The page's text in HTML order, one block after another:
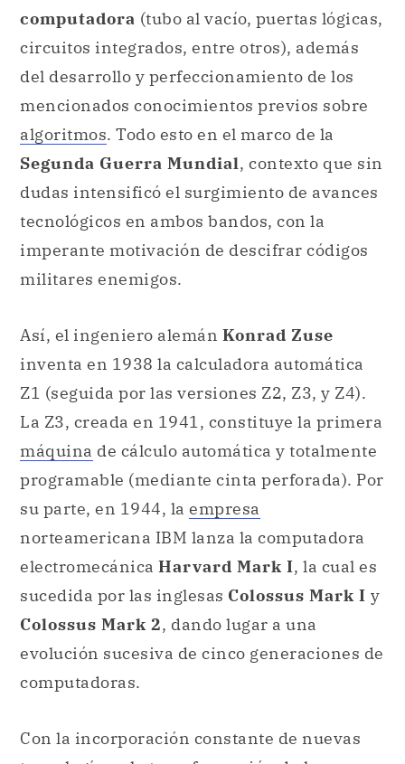
algoritmos. Todo esto en el marco de la
Segunda Guerra Mundial , contexto que sin
dudas intensificó el surgimiento de avances
tecnológicos en ambos bandos, con la
imperante motivación de descifrar códigos
militares enemigos.
Así, el ingeniero alemánKonrad Zuse
inventa en 1938 la calculadora automática
Z1 (seguida por las versiones Z2, Z3, y Z4).
máquinade cálculo automática y totalmente
programable (mediante cinta perforada). Por
su parte, en 1944, laempresa
norteamericana IBM lanza la computadora
electromecánicaHarvard Mark I, la cual es
sucedida por las inglesasColossus Mark Iy
Colossus Mark 2, dando lugar a una
evolución sucesiva de cinco generaciones de
computadoras.
Con la incorporación constante de nuevas
tecnologíasy la transformación de los
sistemas informáticos, el progreso de la
continuo y muy veloz desde entonces,